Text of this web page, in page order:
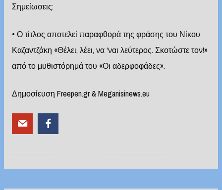
Σημείωσεις:
• Ο τίτλος αποτελεί παραφθορά της φράσης του Νίκου
Καζαντζάκη «Θέλει, λέει, να ‘ναι λεύτερος. Σκοτώστε τον!»
από το μυθιστόρημά του «Οι αδερφοφάδες».
Δημοσίευση Freepen.gr & Meganisinews.eu